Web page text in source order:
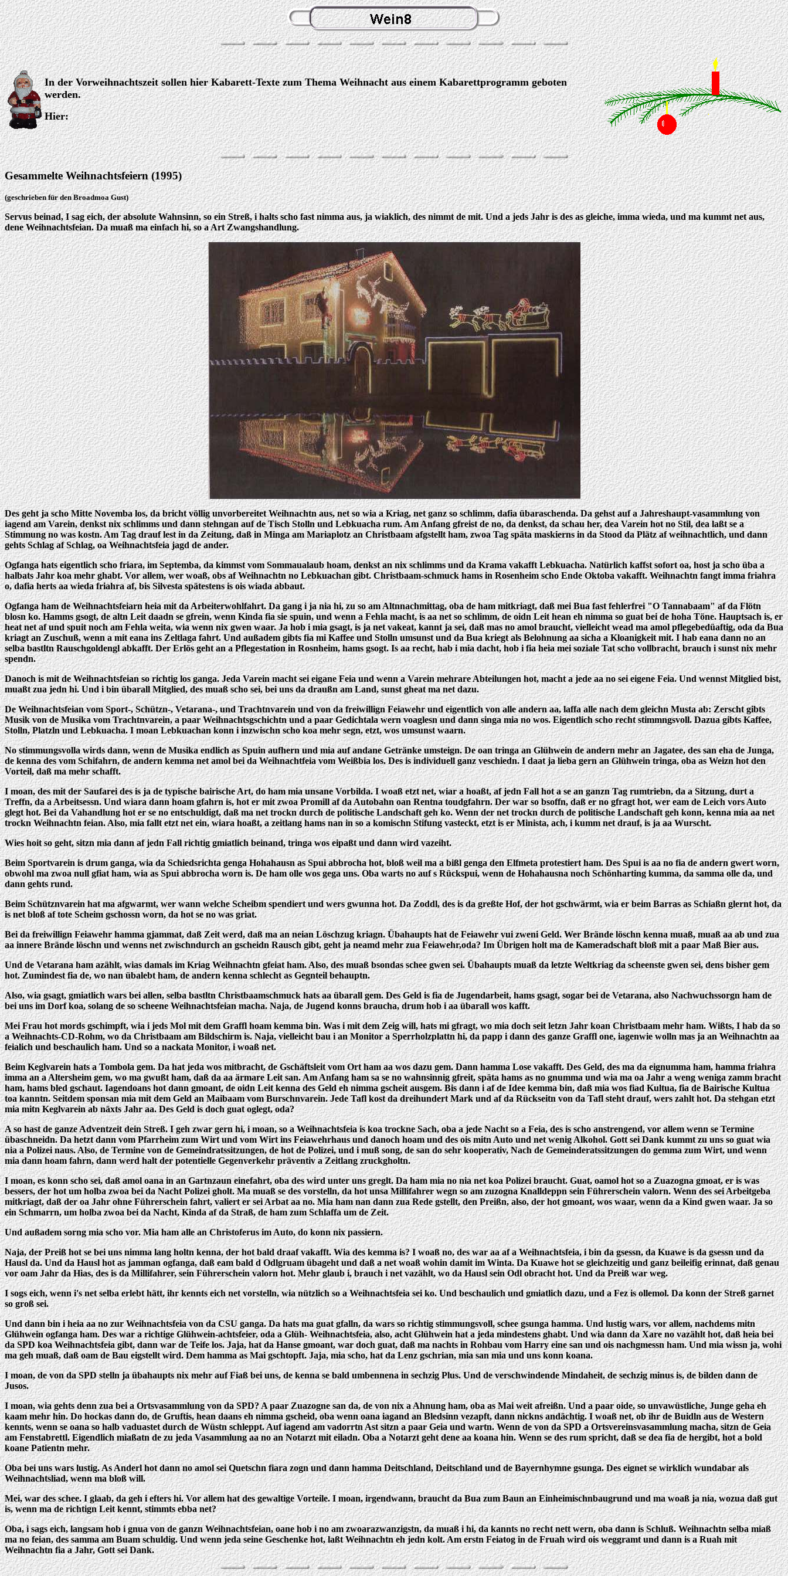
In der Vorweihnachtszeit sollen hier Kabarett-Texte zum Thema Weihnacht aus einem Kabarettprogramm geboten
werden.
Hier:
Gesammelte Weihnachtsfeiern (1995)
(geschrieben für den Broadmoa Gust)
Servus beinad, I sag eich, der absolute Wahnsinn, so ein Streß, i halts scho fast nimma aus, ja wiaklich, des nimmt de mit. Und a jeds Jahr is des as gleiche, imma wieda, und ma kummt net aus,
dene Weihnachtsfeian. Da muaß ma einfach hi, so a Art Zwangshandlung.
Des geht ja scho Mitte Novemba los, da bricht völlig unvorbereitet Weihnachtn aus, net so wia a Kriag, net ganz so schlimm, dafia übaraschenda. Da gehst auf a Jahreshaupt-vasammlung von
iagend am Varein, denkst nix schlimms und dann stehngan auf de Tisch Stolln und Lebkuacha rum. Am Anfang gfreist de no, da denkst, da schau her, dea Varein hot no Stil, dea laßt se a
Stimmung no was kostn. Am Tag drauf lest in da Zeitung, daß in Minga am Mariaplotz an Christbaam afgstellt ham, zwoa Tag späta maskierns in da Stood da Plätz af weihnachtlich, und dann
gehts Schlag af Schlag, oa Weihnachtsfeia jagd de ander.
Ogfanga hats eigentlich scho friara, im Septemba, da kimmst vom Sommaualaub hoam, denkst an nix schlimms und da Krama vakafft Lebkuacha. Natürlich kaffst sofort oa, host ja scho üba a
halbats Jahr koa mehr ghabt. Vor allem, wer woaß, obs af Weihnachtn no Lebkuachan gibt. Christbaam-schmuck hams in Rosenheim scho Ende Oktoba vakafft. Weihnachtn fangt imma friahra
o, dafia herts aa wieda friahra af, bis Silvesta spätestens is ois wiada abbaut.
Ogfanga ham de Weihnachtsfeiarn heia mit da Arbeiterwohlfahrt. Da gang i ja nia hi, zu so am Altnnachmittag, oba de ham mitkriagt, daß mei Bua fast fehlerfrei "O Tannabaam" af da Flötn
blosn ko. Hamms gsogt, de altn Leit daadn se gfrein, wenn Kinda fia sie spuin, und wenn a Fehla macht, is aa net so schlimm, de oidn Leit hean eh nimma so guat bei de hoha Töne. Hauptsach is, er
heat net af und spuit noch am Fehla weita, wia wenn nix gwen waar. Ja hob i mia gsagt, is ja net vakeat, kannt ja sei, daß mas no amol braucht, vielleicht wead ma amol pflegebedüaftig, oda da Bua
kriagt an Zuschuß, wenn a mit eana ins Zeltlaga fahrt. Und außadem gibts fia mi Kaffee und Stolln umsunst und da Bua kriegt als Belohnung aa sicha a Kloanigkeit mit. I hab eana dann no an
selba bastltn Rauschgoldengl abkafft. Der Erlös geht an a Pflegestation in Rosnheim, hams gsogt. Is aa recht, hab i mia dacht, hob i fia heia mei soziale Tat scho vollbracht, brauch i sunst nix mehr
spendn.
Danoch is mit de Weihnachtsfeian so richtig los ganga. Jeda Varein macht sei eigane Feia und wenn a Varein mehrare Abteilungen hot, macht a jede aa no sei eigene Feia. Und wennst Mitglied bist,
muaßt zua jedn hi. Und i bin übarall Mitglied, des muaß scho sei, bei uns da draußn am Land, sunst gheat ma net dazu.
De Weihnachtsfeian vom Sport-, Schützn-, Vetarana-, und Trachtnvarein und von da freiwillign Feiawehr und eigentlich von alle andern aa, laffa alle nach dem gleichn Musta ab: Zerscht gibts
Musik von de Musika vom Trachtnvarein, a paar Weihnachtsgschichtn und a paar Gedichtala wern voaglesn und dann singa mia no wos. Eigentlich scho recht stimmngsvoll. Dazua gibts Kaffee,
Stolln, Platzln und Lebkuacha. I moan Lebkuachan konn i inzwischn scho koa mehr segn, etzt, wos umsunst waarn.
No stimmungsvolla wirds dann, wenn de Musika endlich as Spuin aufhern und mia auf andane Getränke umsteign. De oan tringa an Glühwein de andern mehr an Jagatee, des san eha de Junga,
de kenna des vom Schifahrn, de andern kemma net amol bei da Weihnachtfeia vom Weißbia los. Des is individuell ganz veschiedn. I daat ja lieba gern an Glühwein tringa, oba as Weizn hot den
Vorteil, daß ma mehr schafft.
I moan, des mit der Saufarei des is ja de typische bairische Art, do ham mia unsane Vorbilda. I woaß etzt net, wiar a hoaßt, af jedn Fall hot a se an ganzn Tag rumtriebn, da a Sitzung, durt a
Treffn, da a Arbeitsessn. Und wiara dann hoam gfahrn is, hot er mit zwoa Promill af da Autobahn oan Rentna toudgfahrn. Der war so bsoffn, daß er no gfragt hot, wer eam de Leich vors Auto
glegt hot. Bei da Vahandlung hot er se no entschuldigt, daß ma net trockn durch de politische Landschaft geh ko. Wenn der net trockn durch de politische Landschaft geh konn, kenna mia aa net
trockn Weihnachtn feian. Also, mia fallt etzt net ein, wiara hoaßt, a zeitlang hams nan in so a komischn Stifung vasteckt, etzt is er Minista, ach, i kumm net drauf, is ja aa Wurscht.
Wies hoit so geht, sitzn mia dann af jedn Fall richtig gmiatlich beinand, tringa wos eipaßt und dann wird vazeiht.
Beim Sportvarein is drum ganga, wia da Schiedsrichta genga Hohahausn as Spui abbrocha hot, bloß weil ma a bißl genga den Elfmeta protestiert ham. Des Spui is aa no fia de andern gwert worn,
obwohl ma zwoa null gfiat ham, wia as Spui abbrocha worn is. De ham olle wos gega uns. Oba warts no auf s Rückspui, wenn de Hohahausna noch Schönharting kumma, da samma olle da, und
dann gehts rund.
Beim Schütznvarein hat ma afgwarmt, wer wann welche Scheibm spendiert und wers gwunna hot. Da Zoddl, des is da greßte Hof, der hot gschwärmt, wia er beim Barras as Schiaßn glernt hot, da
is net bloß af tote Scheim gschossn worn, da hot se no was griat.
Bei da freiwillign Feiawehr hamma gjammat, daß Zeit werd, daß ma an neian Löschzug kriagn. Übahaupts hat de Feiawehr vui zweni Geld. Wer Brände löschn kenna muaß, muaß aa ab und zua
aa innere Brände löschn und wenns net zwischndurch an gscheidn Rausch gibt, geht ja neamd mehr zua Feiawehr,oda? Im Übrigen holt ma de Kameradschaft bloß mit a paar Maß Bier aus.
Und de Vetarana ham azählt, wias damals im Kriag Weihnachtn gfeiat ham. Also, des muaß bsondas schee gwen sei. Übahaupts muaß da letzte Weltkriag da scheenste gwen sei, dens bisher gem
hot. Zumindest fia de, wo nan übalebt ham, de andern kenna schlecht as Gegnteil behauptn.
Also, wia gsagt, gmiatlich wars bei allen, selba bastltn Christbaamschmuck hats aa übarall gem. Des Geld is fia de Jugendarbeit, hams gsagt, sogar bei de Vetarana, also Nachwuchssorgn ham de
bei uns im Dorf koa, solang de so scheene Weihnachtsfeian macha. Naja, de Jugend konns braucha, drum hob i aa übarall wos kafft.
Mei Frau hot mords gschimpft, wia i jeds Mol mit dem Graffl hoam kemma bin. Was i mit dem Zeig will, hats mi gfragt, wo mia doch seit letzn Jahr koan Christbaam mehr ham. Wißts, I hab da so
a Weihnachts-CD-Rohm, wo da Christbaam am Bildschirm is. Naja, vielleicht bau i an Monitor a Sperrholzplattn hi, da papp i dann des ganze Graffl one, iagenwie wolln mas ja an Weihnachtn aa
feialich und beschaulich ham. Und so a nackata Monitor, i woaß net.
Beim Keglvarein hats a Tombola gem. Da hat jeda wos mitbracht, de Gschäftsleit vom Ort ham aa wos dazu gem. Dann hamma Lose vakafft. Des Geld, des ma da eignumma ham, hamma friahra
imma an a Altersheim gem, wo ma gwußt ham, daß da aa ärmare Leit san. Am Anfang ham sa se no wahnsinnig gfreit, späta hams as no gnumma und wia ma oa Jahr a weng weniga zamm bracht
ham, hams bled gschaut. Iagendoans hot dann gmoant, de oidn Leit kenna des Geld eh nimma gscheit ausgem. Bis dann i af de Idee kemma bin, daß mia wos fiad Kultua, fia de Bairische Kultua
toa kanntn. Seitdem sponsan mia mit dem Geld an Maibaam vom Burschnvarein. Jede Tafl kost da dreihundert Mark und af da Rückseitn von da Tafl steht drauf, wers zahlt hot. Da stehgan etzt
mia mitn Keglvarein ab näxts Jahr aa. Des Geld is doch guat oglegt, oda?
A so hast de ganze Adventzeit dein Streß. I geh zwar gern hi, i moan, so a Weihnachtsfeia is koa trockne Sach, oba a jede Nacht so a Feia, des is scho anstrengend, vor allem wenn se Termine
übaschneidn. Da hetzt dann vom Pfarrheim zum Wirt und vom Wirt ins Feiawehrhaus und danoch hoam und des ois mitn Auto und net wenig Alkohol. Gott sei Dank kummt zu uns so guat wia
nia a Polizei naus. Also, de Termine von de Gemeindratssitzungen, de hot de Polizei, und i muß song, de san do sehr kooperativ, Nach de Gemeinderatssitzungen do gemma zum Wirt, und wenn
mia dann hoam fahrn, dann werd halt der potentielle Gegenverkehr präventiv a Zeitlang zruckgholtn.
I moan, es konn scho sei, daß amol oana in an Gartnzaun einefahrt, oba des wird unter uns greglt. Da ham mia no nia net koa Polizei braucht. Guat, oamol hot so a Zuazogna gmoat, er is was
bessers, der hot um holba zwoa bei da Nacht Polizei gholt. Ma muaß se des vorstelln, da hot unsa Millifahrer wegn so am zuzogna Knalldeppn sein Führerschein valorn. Wenn des sei Arbeitgeba
mitkriagt, daß der oa Jahr ohne Führerschein fahrt, valiert er sei Arbat aa no. Mia ham nan dann zua Rede gstellt, den Preißn, also, der hot gmoant, wos waar, wenn da a Kind gwen waar. Ja so
ein Schmarrn, um holba zwoa bei da Nacht, Kinda af da Straß, de ham zum Schlaffa um de Zeit.
Und außadem sorng mia scho vor. Mia ham alle an Christoferus im Auto, do konn nix passiern.
Naja, der Preiß hot se bei uns nimma lang holtn kenna, der hot bald draaf vakafft. Wia des kemma is? I woaß no, des war aa af a Weihnachtsfeia, i bin da gsessn, da Kuawe is da gsessn und da
Hausl da. Und da Hausl hot as jamman ogfanga, daß eam bald d Odlgruam übageht und daß a net woaß wohin damit im Winta. Da Kuawe hot se gleichzeitig und ganz beileifig erinnat, daß genau
vor oam Jahr da Hias, des is da Millifahrer, sein Führerschein valorn hot. Mehr glaub i, brauch i net vazählt, wo da Hausl sein Odl obracht hot. Und da Preiß war weg.
I sogs eich, wenn i's net selba erlebt hätt, ihr kennts eich net vorstelln, wia nützlich so a Weihnachtsfeia sei ko. Und beschaulich und gmiatlich dazu, und a Fez is ollemol. Da konn der Streß garnet
so groß sei.
Und dann bin i heia aa no zur Weihnachtsfeia von da CSU ganga. Da hats ma guat gfalln, da wars so richtig stimmungsvoll, schee gsunga hamma. Und lustig wars, vor allem, nachdems mitn
Glühwein ogfanga ham. Des war a richtige Glühwein-achtsfeier, oda a Glüh- Weihnachtsfeia, also, acht Glühwein hat a jeda mindestens ghabt. Und wia dann da Xare no vazählt hot, daß heia bei
da SPD koa Weihnachtsfeia gibt, dann war de Teife los. Jaja, hat da Hanse gmoant, war doch guat, daß ma nachts in Rohbau vom Harry eine san und ois nachgmessn ham. Und mia wissn ja, wohi
ma geh muaß, daß oam de Bau eigstellt wird. Dem hamma as Mai gschtopft. Jaja, mia scho, hat da Lenz gschrian, mia san mia und uns konn koana.
I moan, de von da SPD stelln ja übahaupts nix mehr auf Fiaß bei uns, de kenna se bald umbennena in sechzig Plus. Und de verschwindende Mindaheit, de sechzig minus is, de bilden dann de
Jusos.
I moan, wia gehts denn zua bei a Ortsvasammlung von da SPD? A paar Zuazogne san da, de von nix a Ahnung ham, oba as Mai weit afreißn. Und a paar oide, so unvawüstliche, Junge geha eh
kaam mehr hin. Do hockas dann do, de Gruftis, hean daans eh nimma gscheid, oba wenn oana iagand an Bledsinn vezapft, dann nickns andächtig. I woaß net, ob ihr de Buidln aus de Western
kennts, wenn se oana so halb vaduastet durch de Wüstn schleppt. Auf iagend am vadorrtn Ast sitzn a paar Geia und wartn. Wenn de von da SPD a Ortsvereinsvasammlung macha, sitzn de Geia
am Fenstabrettl. Eigendlich miaßatn de zu jeda Vasammlung aa no an Notarzt mit eiladn. Oba a Notarzt geht dene aa koana hin. Wenn se des rum spricht, daß se dea fia de hergibt, hot a bold
koane Patientn mehr.
Oba bei uns wars lustig. As Anderl hot dann no amol sei Quetschn fiara zogn und dann hamma Deitschland, Deitschland und de Bayernhymne gsunga. Des eignet se wirklich wundabar als
Weihnachtsliad, wenn ma bloß will.
Mei, war des schee. I glaab, da geh i efters hi. Vor allem hat des gewaltige Vorteile. I moan, irgendwann, braucht da Bua zum Baun an Einheimischnbaugrund und ma woaß ja nia, wozua daß gut
is, wenn ma de richtign Leit kennt, stimmts ebba net?
Oba, i sags eich, langsam hob i gnua von de ganzn Weihnachtsfeian, oane hob i no am zwoarazwanzigstn, da muaß i hi, da kannts no recht nett wern, oba dann is Schluß. Weihnachtn selba miaß
ma no feian, des samma am Buam schuldig. Und wenn jeda seine Geschenke hot, laßt Weihnachtn eh jedn kolt. Am erstn Feiatog in de Fruah wird ois weggramt und dann is a Ruah mit
Weihnachtn fia a Jahr, Gott sei Dank.